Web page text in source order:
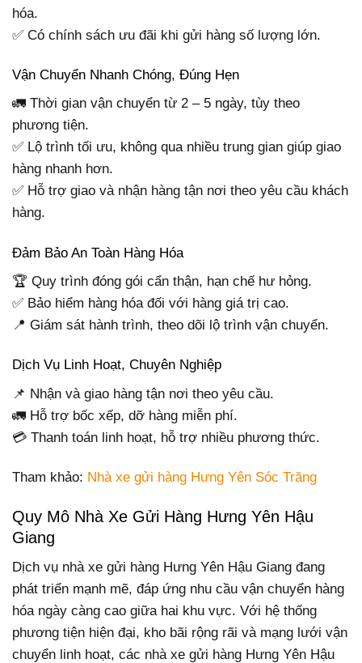
hóa.
✅ Có chính sách ưu đãi khi gửi hàng số lượng lớn.
Vận Chuyển Nhanh Chóng, Đúng Hẹn
🚛 Thời gian vận chuyển từ 2 – 5 ngày, tùy theo
phương tiện.
✅ Lộ trình tối ưu, không qua nhiều trung gian giúp giao
hàng nhanh hơn.
✅ Hỗ trợ giao và nhận hàng tận nơi theo yêu cầu khách
hàng.
Đảm Bảo An Toàn Hàng Hóa
🏆 Quy trình đóng gói cẩn thận, hạn chế hư hỏng.
✅ Bảo hiểm hàng hóa đối với hàng giá trị cao.
📍 Giám sát hành trình, theo dõi lộ trình vận chuyển.
Dịch Vụ Linh Hoạt, Chuyên Nghiệp
📌 Nhận và giao hàng tận nơi theo yêu cầu.
🚛 Hỗ trợ bốc xếp, dỡ hàng miễn phí.
💳 Thanh toán linh hoạt, hỗ trợ nhiều phương thức.
Tham khảo: Nhà xe gửi hàng Hưng Yên Sóc Trăng
Quy Mô Nhà Xe Gửi Hàng Hưng Yên Hậu
Giang
Dịch vụ nhà xe gửi hàng Hưng Yên Hậu Giang đang
phát triển mạnh mẽ, đáp ứng nhu cầu vận chuyển hàng
hóa ngày càng cao giữa hai khu vực. Với hệ thống
phương tiện hiện đại, kho bãi rộng rãi và mạng lưới vận
chuyển linh hoạt, các nhà xe gửi hàng Hưng Yên Hậu